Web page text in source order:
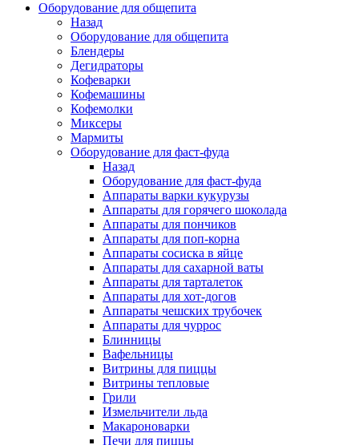
Оборудование для общепита
Назад
Оборудование для общепита
Блендеры
Дегидраторы
Кофеварки
Кофемашины
Кофемолки
Миксеры
Мармиты
Оборудование для фаст-фуда
Назад
Оборудование для фаст-фуда
Аппараты варки кукурузы
Аппараты для горячего шоколада
Аппараты для пончиков
Аппараты для поп-корна
Аппараты сосиска в яйце
Аппараты для сахарной ваты
Аппараты для тарталеток
Аппараты для хот-догов
Аппараты чешских трубочек
Аппараты для чуррос
Блинницы
Вафельницы
Витрины для пиццы
Витрины тепловые
Грили
Измельчители льда
Макароноварки
Печи для пиццы